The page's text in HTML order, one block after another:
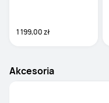
1 199,00 zł
Akcesoria